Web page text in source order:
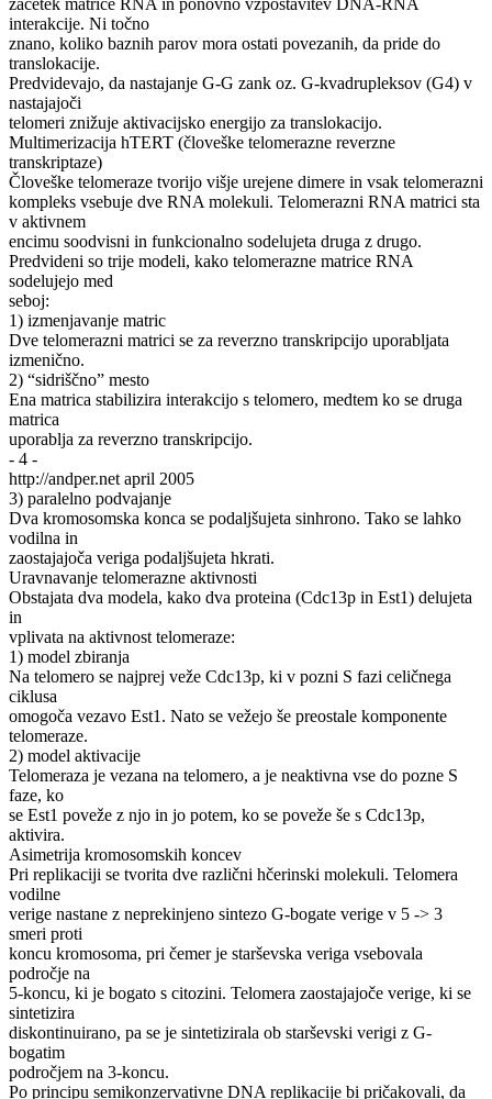
interakcije. Ni točno
znano, koliko baznih parov mora ostati povezanih, da pride do
translokacije.
Predvidevajo, da nastajanje G-G zank oz. G-kvadrupleksov (G4) v
nastajajoči
telomeri znižuje aktivacijsko energijo za translokacijo.
Multimerizacija hTERT (človeške telomerazne reverzne
transkriptaze)
Človeške telomeraze tvorijo višje urejene dimere in vsak telomerazni
kompleks vsebuje dve RNA molekuli. Telomerazni RNA matrici sta
v aktivnem
encimu soodvisni in funkcionalno sodelujeta druga z drugo.
Predvideni so trije modeli, kako telomerazne matrice RNA
sodelujejo med
seboj:
1) izmenjavanje matric
Dve telomerazni matrici se za reverzno transkripcijo uporabljata
izmenično.
2) “sidriščno” mesto
Ena matrica stabilizira interakcijo s telomero, medtem ko se druga
matrica
uporablja za reverzno transkripcijo.
- 4 -
http://andper.net april 2005
3) paralelno podvajanje
Dva kromosomska konca se podaljšujeta sinhrono. Tako se lahko
vodilna in
zaostajajoča veriga podaljšujeta hkrati.
Uravnavanje telomerazne aktivnosti
Obstajata dva modela, kako dva proteina (Cdc13p in Est1) delujeta
in
vplivata na aktivnost telomeraze:
1) model zbiranja
Na telomero se najprej veže Cdc13p, ki v pozni S fazi celičnega
ciklusa
omogoča vezavo Est1. Nato se vežejo še preostale komponente
telomeraze.
2) model aktivacije
Telomeraza je vezana na telomero, a je neaktivna vse do pozne S
faze, ko
se Est1 poveže z njo in jo potem, ko se poveže še s Cdc13p,
aktivira.
Asimetrija kromosomskih koncev
Pri replikaciji se tvorita dve različni hčerinski molekuli. Telomera
vodilne
verige nastane z neprekinjeno sintezo G-bogate verige v 5 -> 3
smeri proti
koncu kromosoma, pri čemer je starševska veriga vsebovala
področje na
5-koncu, ki je bogato s citozini. Telomera zaostajajoče verige, ki se
sintetizira
diskontinuirano, pa se je sintetizirala ob starševski verigi z G-
bogatim
področjem na 3-koncu.
Po principu semikonzervativne DNA replikacije bi pričakovali, da